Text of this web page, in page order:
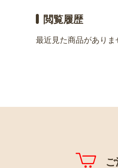
閲覧履歴
最近見た商品がありま